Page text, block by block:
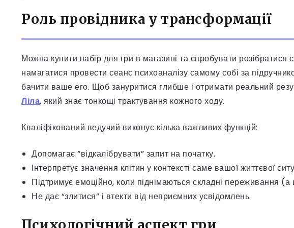
Роль провідника у трансформації
Можна купити набір для гри в магазині та спробувати
намагатися провести сеанс психоаналізу самому собі за
бачити ваше его. Щоб зануритися глибше і отримати реальний
Ліла, який знає тонкощі трактування кожного ходу.
Кваліфікований ведучий виконує кілька важливих функцій:
Допомагає “відкалібрувати” запит на початку.
Інтерпретує значення клітин у контексті саме вашої життєвої
Підтримує емоційно, коли піднімаються складні переживання (а
Не дає “злитися” і втекти від неприємних усвідомлень.